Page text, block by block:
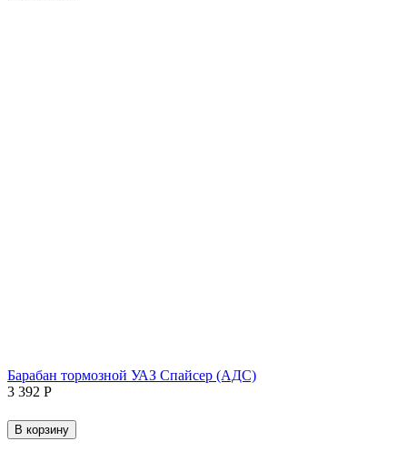
Барабан тормозной УАЗ Спайсер (АДС)
3 392 Р
В корзину